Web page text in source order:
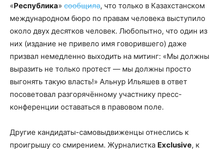
«Республика» сообщила, что только в Казахстанском
международном бюро по правам человека выступило
около двух десятков человек. Любопытно, что один из
них (издание не привело имя говорившего) даже
призвал немедленно выходить на митинг: «Мы должны
выразить не только протест — мы должны просто
выгонять такую власть!» Альнур Ильяшев в ответ
посоветовал разгорячённому участнику пресс-
конференции оставаться в правовом поле.
Другие кандидаты-самовыдвиженцы отнеслись к
проигрышу со смирением. Журналистка Exclusive, к